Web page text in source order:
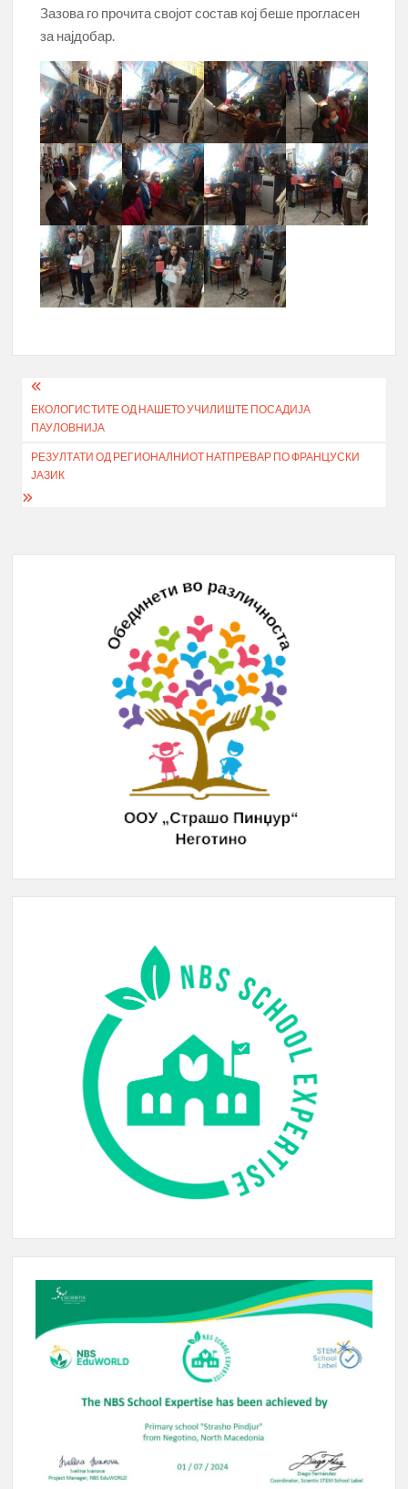
Зазова го прочита својот состав кој беше прогласен
за најдобар.
Post
navigation
ЕКОЛОГИСТИТЕ ОД НАШЕТО УЧИЛИШТЕ ПОСАДИЈА
ПАУЛОВНИЈА
РЕЗУЛТАТИ ОД РЕГИОНАЛНИОТ НАТПРЕВАР ПО ФРАНЦУСКИ
ЈАЗИК